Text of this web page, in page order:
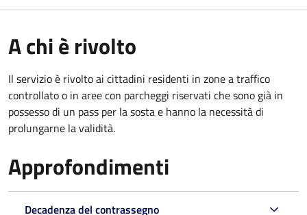
A chi è rivolto
Il servizio è rivolto ai cittadini residenti in zone a traffico
controllato o in aree con parcheggi riservati che sono già in
possesso di un pass per la sosta e hanno la necessità di
prolungarne la validità.
Approfondimenti
Decadenza del contrassegno